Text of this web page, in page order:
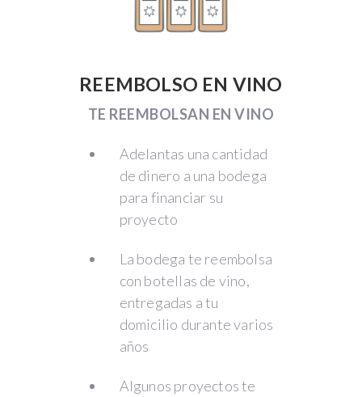
REEMBOLSO EN VINO
TE REEMBOLSAN EN VINO
Adelantas una cantidad
de dinero a una bodega
para financiar su
proyecto
La bodega te reembolsa
con botellas de vino,
entregadas a tu
domicilio durante varios
años
Algunos proyectos te